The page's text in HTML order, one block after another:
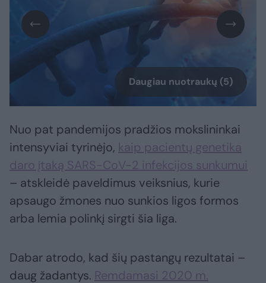
Daugiau nuotraukų (5)
Nuo pat pandemijos pradžios mokslininkai
intensyviai tyrinėjo, kaip pacientų genetika
daro įtaką SARS-CoV-2 infekcijos sunkumui
– atskleidė paveldimus veiksnius, kurie
apsaugo žmones nuo sunkios ligos formos
arba lemia polinkį sirgti šia liga.
Dabar atrodo, kad šių pastangų rezultatai –
daug žadantys. Remdamasi 2020 m.